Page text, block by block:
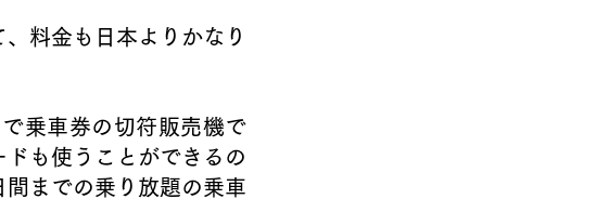
料金も日本よりかなり
乗車券の切符販売機で
も使うことができるの
までの乗り放題の乗車